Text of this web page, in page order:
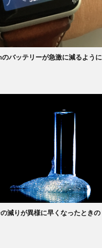
バッテリーが急激に減るように
減りが異様に早くなったときの